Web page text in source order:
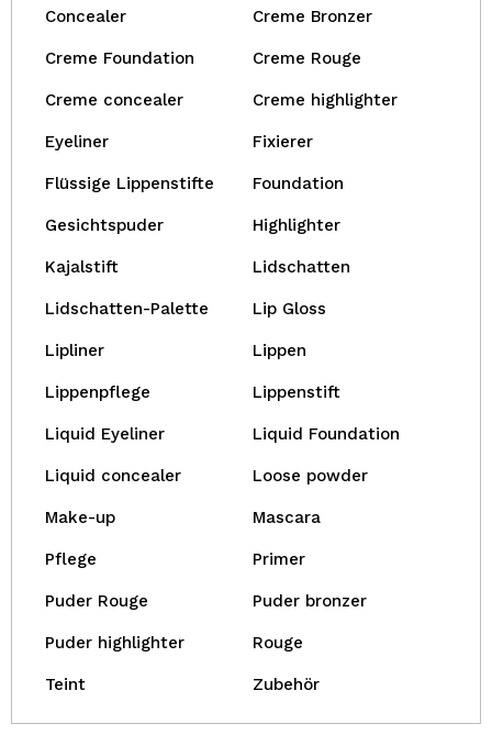
Concealer Creme Bronzer
Creme Foundation Creme Rouge
Creme concealer Creme highlighter
Eyeliner Fixierer
Flüssige Lippenstifte Foundation
Gesichtspuder Highlighter
Kajalstift Lidschatten
Lidschatten-Palette Lip Gloss
Lipliner Lippen
Lippenpflege Lippenstift
Liquid Eyeliner Liquid Foundation
Liquid concealer Loose powder
Make-up Mascara
Pflege Primer
Puder Rouge Puder bronzer
Puder highlighter Rouge
Teint Zubehör